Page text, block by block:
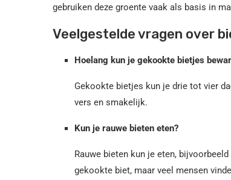
gebruiken deze groente vaak als basis in
Veelgestelde vragen over
Hoelang kun je gekookte bietjes
Gekookte bietjes kun je drie tot vier
vers en smakelijk.
Kun je rauwe bieten eten?
Rauwe bieten kun je eten,
gekookte biet, maar veel mensen